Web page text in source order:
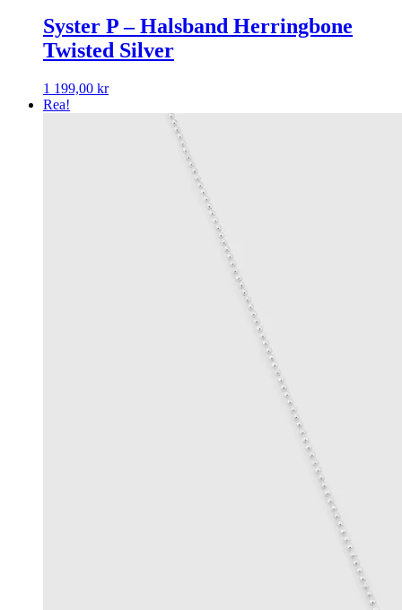
Syster P – Halsband Herringbone
Twisted Silver
1 199,00 kr
Rea!